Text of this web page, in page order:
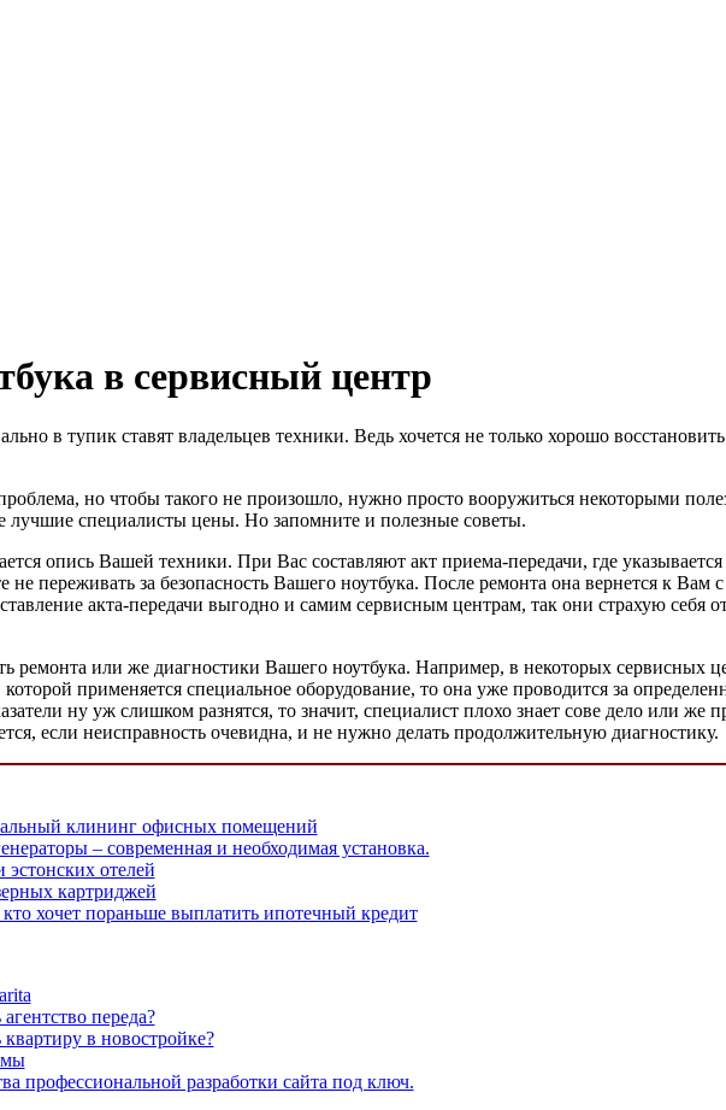
в сервисный центр
в тупик ставят владельцев техники. Ведь хочется не только хорошо
но чтобы такого не произошло, нужно просто вооружиться некоторыми
лучшие специалисты цены. Но запомните и полезные советы.
опись Вашей техники. При Вас составляют акт приема-передачи, где
переживать за безопасность Вашего ноутбука. После ремонта она вернется к Вам
акта-передачи выгодно и самим сервисным центрам, так они страхую себя
ремонта или же диагностики Вашего ноутбука. Например, в некоторых сервисных
применяется специальное оборудование, то она уже проводится за
ну уж слишком разнятся, то значит, специалист плохо знает сове дело или
если неисправность очевидна, и не нужно делать продолжительную диагностику.
клининг офисных помещений
– современная и необходимая установка.
эстонских отелей
картриджей
хочет пораньше выплатить ипотечный кредит
переда?
в новостройке?
профессиональной разработки сайта под ключ.